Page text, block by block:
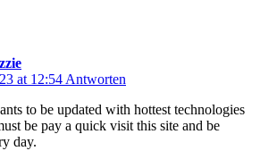
at 12:54 Antworten
to be updated with hottest technologies
be pay a quick visit this site and be
day.